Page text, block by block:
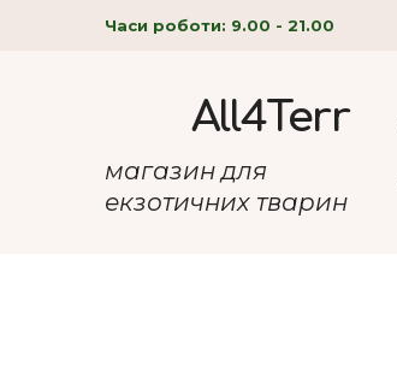
Часи роботи: 9.00 - 21.00
All4Terr
магазин для
екзотичних тварин